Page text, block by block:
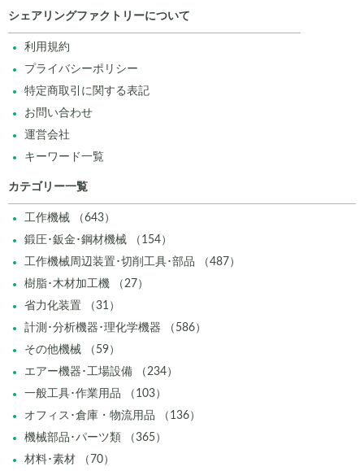
シェアリングファクトリーについて
利用規約
プライバシーポリシー
特定商取引に関する表記
お問い合わせ
運営会社
キーワード一覧
カテゴリー一覧
工作機械 （643）
鍛圧･鈑金･鋼材機械 （154）
工作機械周辺装置･切削工具･部品 （487）
樹脂･木材加工機 （27）
省力化装置 （31）
計測･分析機器･理化学機器 （586）
その他機械 （59）
エアー機器･工場設備 （234）
一般工具･作業用品 （103）
オフィス･倉庫・物流用品 （136）
機械部品･パーツ類 （365）
材料･素材 （70）